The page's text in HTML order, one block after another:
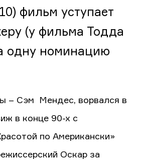
фильм уступает
(у фильма Тодда
одну номинацию
– Сэм Мендес, ворвался в
в конце 90-х с
по Американски»
Оскар за